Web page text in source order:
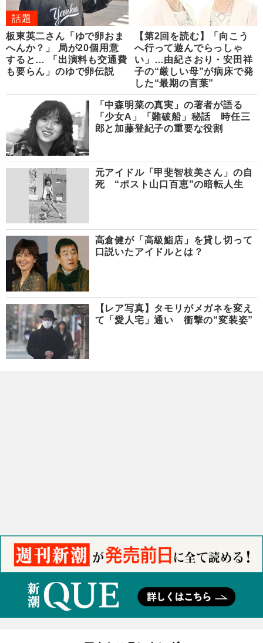
話題
板東英二さん「ゆで卵おま
へんか？」 局が20個用意
すると… 「出演料も交通費
も要らん」のゆで卵伝説
【第2回を読む】「向こう
へ行って遊んでらっしゃ
い」…由紀さおり・安田祥
子の“厳しい母”が病床で発
した“最期の言葉”
「中森明菜の真実」の著者が語る
「少女A」「難破船」秘話 時任三
郎と加藤登紀子の重要な役割
元アイドル「甲斐智枝美さん」の自
死 “ポスト山口百恵”の暗転人生
高倉健が「高級鮨店」を貸し切って
口説いたアイドルとは？
【レア写真】タモリがメガネを変え
て「愛人宅」通い 衝撃の“変装姿”